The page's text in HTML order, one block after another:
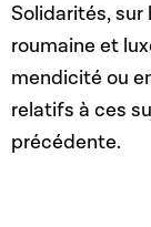
Solidarités,
roumaine et
mendicité ou
relatifs à ces
précédente.